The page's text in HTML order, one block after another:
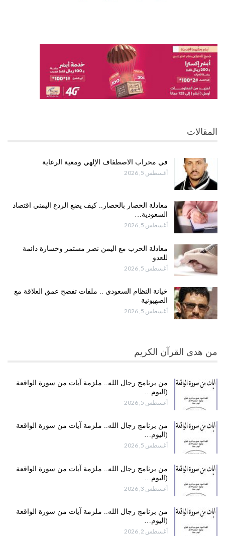
المقالات
في محراب الاصطفاف الإلهي ومعية الرعاية
أغسطس 5, 2026
معادلة الحصار بالحصار.. كيف يضع الردع اليمني اقتصاد
السعودية…
أغسطس 5, 2026
معادلة الحرب مع اليمن نصر مستمر وخسارة دائمة
للعدو
أغسطس 5, 2026
خيانة النظام السعودي .. ملفات تفضح عمق العلاقة مع
الصهيونية
أغسطس 5, 2026
من هدى القرآن الكريم
من برنامج رجال الله.. ملزمة آيات من سورة الواقعة
(اليوم…
أغسطس 5, 2026
من برنامج رجال الله.. ملزمة آيات من سورة الواقعة
(اليوم…
أغسطس 5, 2026
من برنامج رجال الله.. ملزمة آيات من سورة الواقعة
(اليوم…
أغسطس 3, 2026
من برنامج رجال الله.. ملزمة آيات من سورة الواقعة
(اليوم…
أغسطس 2, 2026